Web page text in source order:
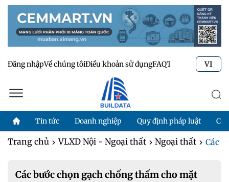
Đăng nhậpVề chúng tôiĐiều khoản sử dụngFAQTư vấn kỹ thuật
VI
Tin tức Doanh nghiệp Quy định pháp luật
Trang chủ VLXD Nội - Ngoại thất Ngoại thất Các
Các bước chọn gạch chống thấm cho mặt